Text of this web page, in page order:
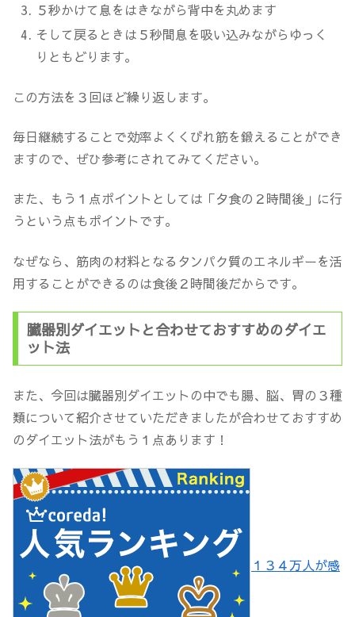
５秒かけて息をはきながら背中を丸めます
そして戻るときは５秒間息を吸い込みながらゆっく
りともどります。
この方法を３回ほど繰り返します。
毎日継続することで効率よくくびれ筋を鍛えることができ
ますので、ぜひ参考にされてみてください。
また、もう１点ポイントとしては「夕食の２時間後」に行
うという点もポイントです。
なぜなら、筋肉の材料となるタンパク質のエネルギーを活
用することができるのは食後２時間後だからです。
臓器別ダイエットと合わせておすすめのダイエ
ット法
また、今回は臓器別ダイエットの中でも腸、脳、胃の３種
類について紹介させていただきましたが合わせておすすめ
のダイエット法がもう１点あります！
１３４万人が感